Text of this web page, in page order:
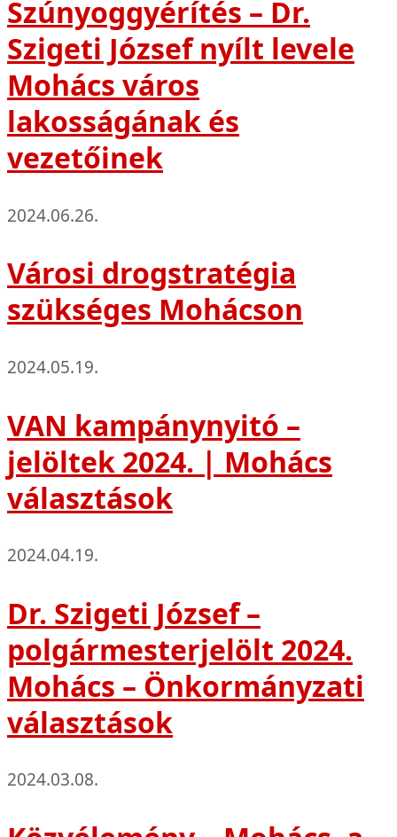
Szúnyoggyérítés – Dr.
Szigeti József nyílt levele
Mohács város
lakosságának és
vezetőinek
2024.06.26.
Városi drogstratégia
szükséges Mohácson
2024.05.19.
VAN kampánynyitó –
jelöltek 2024. | Mohács
választások
2024.04.19.
Dr. Szigeti József –
polgármesterjelölt 2024.
Mohács – Önkormányzati
választások
2024.03.08.